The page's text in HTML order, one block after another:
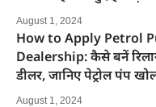
August 1, 2024
How to Apply Petrol
Dealership: कैसे बनें
डीलर, जानिए पेट्रोल पंप
August 1, 2024